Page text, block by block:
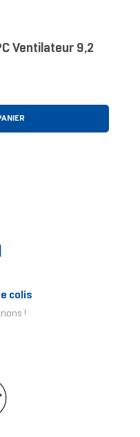
Ventilateur 9,2
colis
!